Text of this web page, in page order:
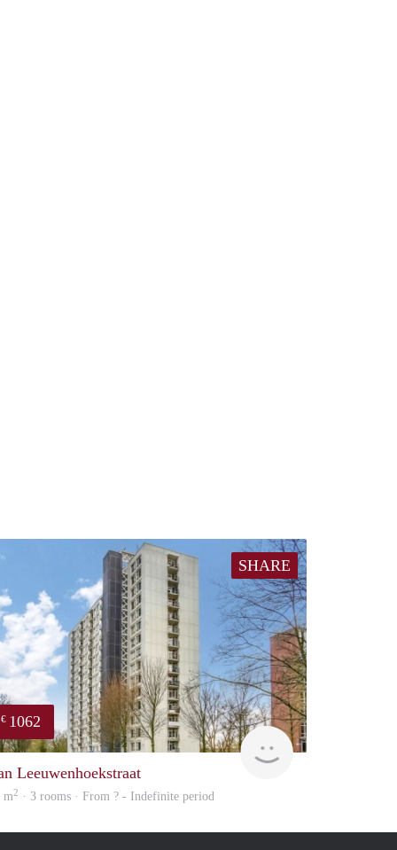
SHARE
€ 1062
Woning
Leeuwenhoekstraat
m2 · 3 rooms · From ? - Indefinite period